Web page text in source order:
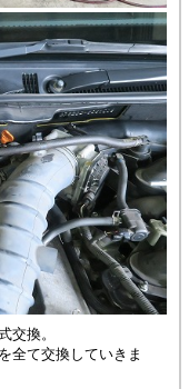
交換。
全て交換していきま